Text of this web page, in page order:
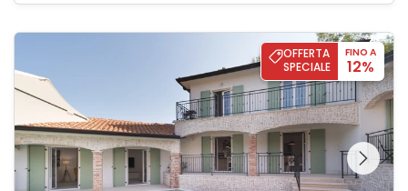
OFFERTA
SPECIALE
FINO A
12%
Guardate l'intera
galleria sulla